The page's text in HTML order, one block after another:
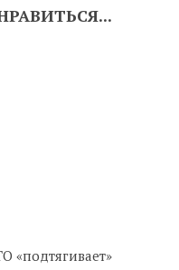
«подтягивает»